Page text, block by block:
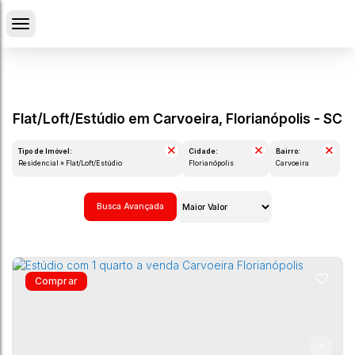
Flat/Loft/Estúdio em Carvoeira, Florianópolis - SC
Tipo de Imóvel:
Residencial » Flat/Loft/Estúdio
Cidade:
Florianópolis
Bairro:
Carvoeira
Busca Avançada